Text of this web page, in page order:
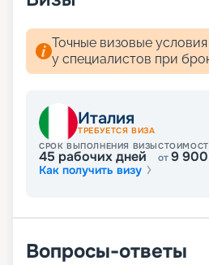
Точные визовые
у специалистов при
Италия
ТРЕБУЕТСЯ ВИЗА
СРОК ВЫПОЛНЕНИЯ ВИЗЫ
45 рабочих дней от9 900
Как получить визу
Вопросы-ответы